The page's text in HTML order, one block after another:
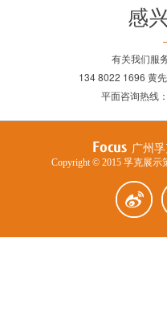
感
有关我们服
134 8022 1696 黄
平面咨询热线
Focus 广州
Copyright © 2015 孚克展